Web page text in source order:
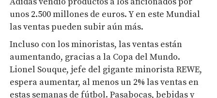
unos 2.500 millones de euros. Y en este Mundial
las ventas pueden subir aún más.
Incluso con los minoristas, las ventas están
aumentando, gracias a la Copa del Mundo.
Lionel Souque, jefe del gigante minorista REWE,
espera aumentar, al menos un 2% las ventas en
estas semanas de fútbol. Pasabocas, bebidas y